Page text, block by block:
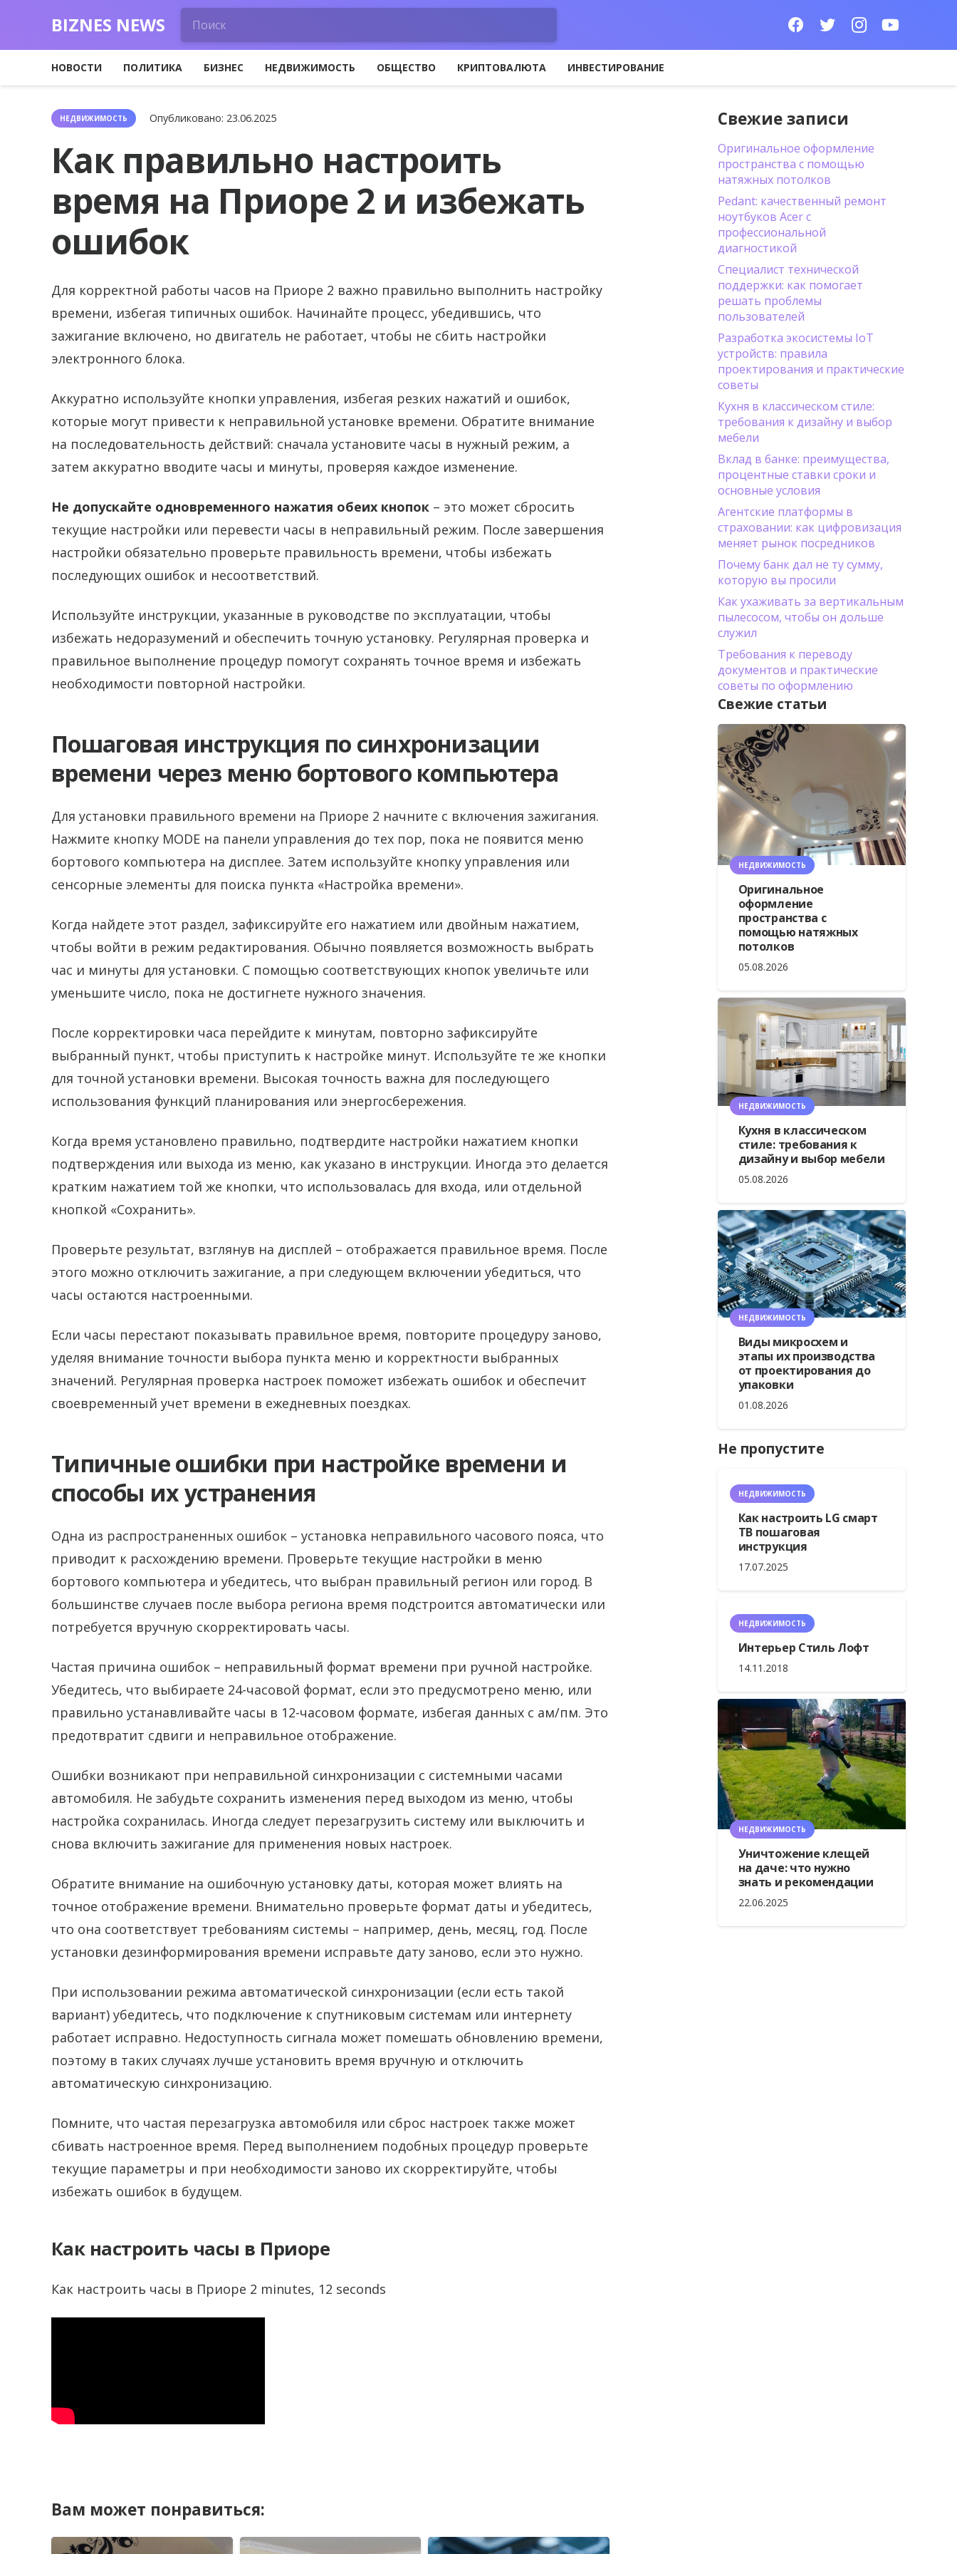
BIZNES NEWS
НОВОСТИ ПОЛИТИКА БИЗНЕС НЕДВИЖИМОСТЬ ОБЩЕСТВО КРИПТОВАЛЮТА ИНВЕСТИРОВАНИЕ
НЕДВИЖИМОСТЬ Опубликовано: 23.06.2025
Как правильно настроить
время на Приоре 2 и избежать
ошибок
Для корректной работы часов на Приоре 2 важно правильно выполнить настройку
времени, избегая типичных ошибок. Начинайте процесс, убедившись, что
зажигание включено, но двигатель не работает, чтобы не сбить настройки
электронного блока.
Аккуратно используйте кнопки управления, избегая резких нажатий и ошибок,
которые могут привести к неправильной установке времени. Обратите внимание
на последовательность действий: сначала установите часы в нужный режим, а
затем аккуратно вводите часы и минуты, проверяя каждое изменение.
Не допускайте одновременного нажатия обеих кнопок – это может сбросить
текущие настройки или перевести часы в неправильный режим. После завершения
настройки обязательно проверьте правильность времени, чтобы избежать
последующих ошибок и несоответствий.
Используйте инструкции, указанные в руководстве по эксплуатации, чтобы
избежать недоразумений и обеспечить точную установку. Регулярная проверка и
правильное выполнение процедур помогут сохранять точное время и избежать
необходимости повторной настройки.
Пошаговая инструкция по синхронизации
времени через меню бортового компьютера
Для установки правильного времени на Приоре 2 начните с включения зажигания.
Нажмите кнопку MODE на панели управления до тех пор, пока не появится меню
бортового компьютера на дисплее. Затем используйте кнопку управления или
сенсорные элементы для поиска пункта «Настройка времени».
Когда найдете этот раздел, зафиксируйте его нажатием или двойным нажатием,
чтобы войти в режим редактирования. Обычно появляется возможность выбрать
час и минуты для установки. С помощью соответствующих кнопок увеличьте или
уменьшите число, пока не достигнете нужного значения.
После корректировки часа перейдите к минутам, повторно зафиксируйте
выбранный пункт, чтобы приступить к настройке минут. Используйте те же кнопки
для точной установки времени. Высокая точность важна для последующего
использования функций планирования или энергосбережения.
Когда время установлено правильно, подтвердите настройки нажатием кнопки
подтверждения или выхода из меню, как указано в инструкции. Иногда это делается
кратким нажатием той же кнопки, что использовалась для входа, или отдельной
кнопкой «Сохранить».
Проверьте результат, взглянув на дисплей – отображается правильное время. После
этого можно отключить зажигание, а при следующем включении убедиться, что
часы остаются настроенными.
Если часы перестают показывать правильное время, повторите процедуру заново,
уделяя внимание точности выбора пункта меню и корректности выбранных
значений. Регулярная проверка настроек поможет избежать ошибок и обеспечит
своевременный учет времени в ежедневных поездках.
Типичные ошибки при настройке времени и
способы их устранения
Одна из распространенных ошибок – установка неправильного часового пояса, что
приводит к расхождению времени. Проверьте текущие настройки в меню
бортового компьютера и убедитесь, что выбран правильный регион или город. В
большинстве случаев после выбора региона время подстроится автоматически или
потребуется вручную скорректировать часы.
Частая причина ошибок – неправильный формат времени при ручной настройке.
Убедитесь, что выбираете 24-часовой формат, если это предусмотрено меню, или
правильно устанавливайте часы в 12-часовом формате, избегая данных с ам/пм. Это
предотвратит сдвиги и неправильное отображение.
Ошибки возникают при неправильной синхронизации с системными часами
автомобиля. Не забудьте сохранить изменения перед выходом из меню, чтобы
настройка сохранилась. Иногда следует перезагрузить систему или выключить и
снова включить зажигание для применения новых настроек.
Обратите внимание на ошибочную установку даты, которая может влиять на
точное отображение времени. Внимательно проверьте формат даты и убедитесь,
что она соответствует требованиям системы – например, день, месяц, год. После
установки дезинформирования времени исправьте дату заново, если это нужно.
При использовании режима автоматической синхронизации (если есть такой
вариант) убедитесь, что подключение к спутниковым системам или интернету
работает исправно. Недоступность сигнала может помешать обновлению времени,
поэтому в таких случаях лучше установить время вручную и отключить
автоматическую синхронизацию.
Помните, что частая перезагрузка автомобиля или сброс настроек также может
сбивать настроенное время. Перед выполнением подобных процедур проверьте
текущие параметры и при необходимости заново их скорректируйте, чтобы
избежать ошибок в будущем.
Как настроить часы в Приоре
Как настроить часы в Приоре 2 minutes, 12 seconds
Вам может понравиться:
Свежие записи
Оригинальное оформление
пространства с помощью
натяжных потолков
Pedant: качественный ремонт
ноутбуков Acer с
профессиональной
диагностикой
Специалист технической
поддержки: как помогает
решать проблемы
пользователей
Разработка экосистемы IoT
устройств: правила
проектирования и практические
советы
Кухня в классическом стиле:
требования к дизайну и выбор
мебели
Вклад в банке: преимущества,
процентные ставки сроки и
основные условия
Агентские платформы в
страховании: как цифровизация
меняет рынок посредников
Почему банк дал не ту сумму,
которую вы просили
Как ухаживать за вертикальным
пылесосом, чтобы он дольше
служил
Требования к переводу
документов и практические
советы по оформлению
Свежие статьи
НЕДВИЖИМОСТЬ
Оригинальное
оформление
пространства с
помощью натяжных
потолков
05.08.2026
НЕДВИЖИМОСТЬ
Кухня в классическом
стиле: требования к
дизайну и выбор мебели
05.08.2026
НЕДВИЖИМОСТЬ
Виды микросхем и
этапы их производства
от проектирования до
упаковки
01.08.2026
Не пропустите
НЕДВИЖИМОСТЬ
Как настроить LG смарт
ТВ пошаговая
инструкция
17.07.2025
НЕДВИЖИМОСТЬ
Интерьер Стиль Лофт
14.11.2018
НЕДВИЖИМОСТЬ
Уничтожение клещей
на даче: что нужно
знать и рекомендации
22.06.2025